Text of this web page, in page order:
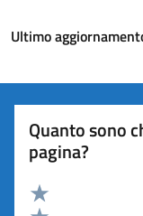
Ultimo
Quanto sono
pagina?